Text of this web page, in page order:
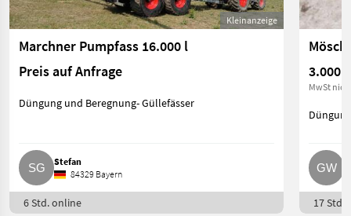
Kleinanzeige
Marchner Pumpfass 16.000 l
Preis auf Anfrage
Düngung und Beregnung- Güllefässer
Stefan
84329 Bayern
6 Std. online
3.000 €
MwSt
17 Std.